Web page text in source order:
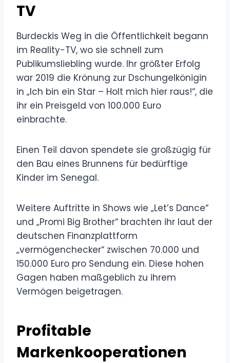
TV
Burdeckis Weg in die Öffentlichkeit begann
im Reality-TV, wo sie schnell zum
Publikumsliebling wurde. Ihr größter Erfolg
war 2019 die Krönung zur Dschungelkönigin
in „Ich bin ein Star – Holt mich hier raus!“, die
ihr ein Preisgeld von 100.000 Euro
einbrachte.
Einen Teil davon spendete sie großzügig für
den Bau eines Brunnens für bedürftige
Kinder im Senegal.
Weitere Auftritte in Shows wie „Let’s Dance“
und „Promi Big Brother“ brachten ihr laut der
deutschen Finanzplattform
„vermögenchecker“ zwischen 70.000 und
150.000 Euro pro Sendung ein. Diese hohen
Gagen haben maßgeblich zu ihrem
Vermögen beigetragen.
Profitable
Markenkooperationen